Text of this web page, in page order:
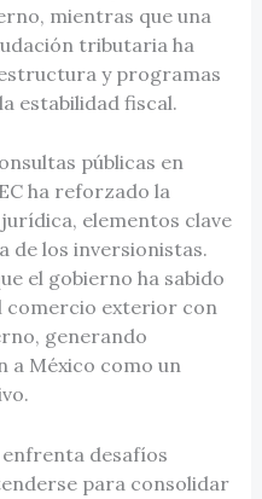
mientras que una
tributaria ha
y programas
estabilidad fiscal.
públicas en
ha reforzado la
elementos clave
de los inversionistas.
el gobierno ha sabido
comercio exterior con
generando
a México como un
enfrenta desafíos
para consolidar